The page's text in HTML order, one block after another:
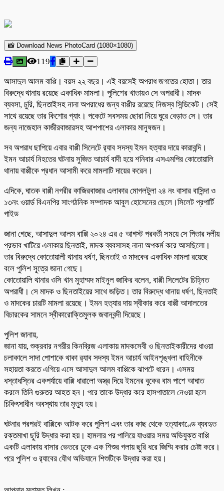
📸 Download News PhotoCard (1080×1080)
119
আসাদুল আলম বাপ্পি। বয়স ২২ বছর। এই বয়সেই অপরাধ জগতের হোতা। তার
বিরুদ্ধে থানায় রয়েছে একাধিক মামলা। পুলিশের খাতায়ও সে অপরাধী। মাদক
ব্যবসা, চুরি, ছিনতাইসহ নানা অপরাধের জন্য বাপ্পীর রয়েছে নিজস্ব সিন্ডিকেট। সেই
সাথে রয়েছে তার কিশোর গ্যাং। পকেটে সবসময় ছোরা নিয়ে ঘুরে বেড়াত সে। তার
জন্য নাজেহাল কাজীরবাজারসহ আশপাশের এলাকার মানুষজন।
সব অপরাধ ছাপিয়ে এবার বাপ্পী সিলেটে র‌্যাব সদস্য ইমন হত্যার দায়ে কারাবন্দি।
ইমন আচার্য নিহতের ঘটনায় সুজিত আচার্য বাদী হয়ে শনিবার এসএমপির কোতোয়ালি
থানায় বাপ্পীকে প্রধান আসামী করে মামলাটি দায়ের করেন।
এদিকে, ঘাতক বাপ্পী নগরীর কাজিরবাজার এলাকার মোগলটুলা ২৪ নং বাসার বাসিন্দা ও
১৩নং ওয়ার্ড বিএনপির সাংগঠনিক সম্পাদক আবুল হোসেনের ছেলে।সিলেট প্রপার্টি
গাইড
জানা গেছে, আসাদুল আলম বাপ্পি ২০২৪ এর ৫ আগস্ট পরবর্তী সময়ে সে পিতার দলীয়
প্রভাব খাটিয়ে এলাকায় ছিনতাই, মাদক ব্যবসাসহ নানা অপকর্ম করে আসছিলো।
তার বিরুদ্ধে কোতোয়ালী থানায় ধর্ষণ, ছিনতাই ও মাদকের একাধিক মামলা রয়েছে
বলে পুলিশ সূত্রে জানা গেছে।
কোতোয়ালি থানার ওসি খান মুহাম্মদ মাইনুল জাকির বলেন, বাপ্পী সিলেটের চিহ্নিত
অপরাধী। সে মাদক ও ছিনতাইয়ের সাথে জড়িত। তার বিরুদ্ধে থানায় ধর্ষণ, ছিনতাই
ও মাদকের চারটি মামলা রয়েছে। ইমন হত্যার দায় স্বীকার করে বাপ্পী আদালতের
বিচারকের সামনে স্বীকারোক্তিমুলক জবানবন্দী দিয়েছে।
পুলিশ জানায়,
জানা যায়, শুক্রবার নগরীর কিনব্রিজ এলাকায় মাদকসেবী ও ছিনতাইকারীদের ধাওয়া
চলাকালে সাদা পোশাকে থাকা র‌্যাব সদস্য ইমন আচার্য আইনশৃঙ্খলা বাহিনীকে
সহায়তা করতে এগিয়ে এসে আসাদুল আলম বাপ্পিকে ঝাপটে ধরেন। এসময়
ধস্তাধস্তির একপর্যায়ে বাপ্পি ধারালো অস্ত্র দিয়ে ইমনের বুকের বাম পাশে আঘাত
করলে তিনি গুরুতর আহত হন। পরে তাকে উদ্ধার করে হাসপাতালে নেওয়া হলে
চিকিৎসাধীন অবস্থায় তার মৃত্যু হয়।
ঘটনার পরপরই বাপ্পিকে আটক করে পুলিশ এবং তার কাছ থেকে হত্যাকাণ্ডে ব্যবহৃত
রক্তমাখা ছুরি উদ্ধার করা হয়। হামলার পর পালিয়ে যাওয়ার সময় অভিযুক্ত বাপ্পি
একটি এলাকায় বাসার ভেতরে ঢুকে এক শিশুর গলায় ছুরি ধরে জিম্মি করার চেষ্টা করে।
পরে পুলিশ ও র‌্যাবের যৌথ অভিযানে শিশুটিকে উদ্ধার করা হয়।